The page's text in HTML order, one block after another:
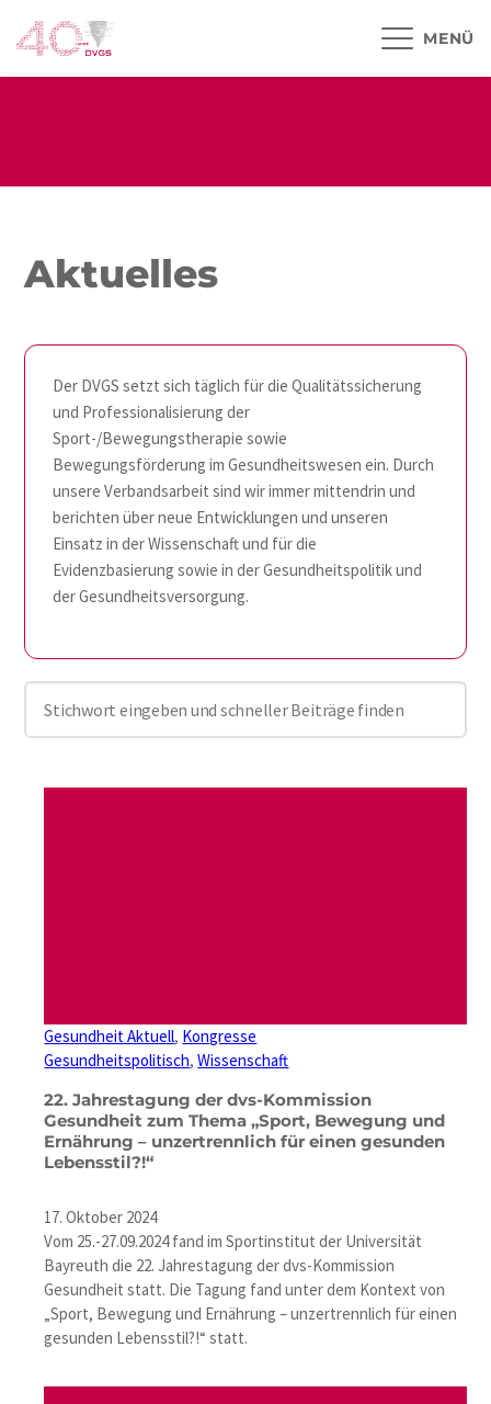
Aktuelles
Der DVGS setzt sich täglich für die Qualitätssicherung
und Professionalisierung der
Sport-/Bewegungstherapie sowie
Bewegungsförderung im Gesundheitswesen ein. Durch
unsere Verbandsarbeit sind wir immer mittendrin und
berichten über neue Entwicklungen und unseren
Einsatz in der Wissenschaft und für die
Evidenzbasierung sowie in der Gesundheitspolitik und
der Gesundheitsversorgung.
Gesundheit Aktuell, Kongresse
Gesundheitspolitisch, Wissenschaft
22. Jahrestagung der dvs-Kommission
Gesundheit zum Thema „Sport, Bewegung und
Ernährung – unzertrennlich für einen gesunden
Lebensstil?!“
17. Oktober 2024
Vom 25.-27.09.2024 fand im Sportinstitut der Universität
Bayreuth die 22. Jahrestagung der dvs-Kommission
Gesundheit statt. Die Tagung fand unter dem Kontext von
„Sport, Bewegung und Ernährung – unzertrennlich für einen
gesunden Lebensstil?!“ statt.
MENÜ